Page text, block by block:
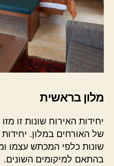
מלון בראשית
יחידות האירוח שונות זו
של האורחים במלון. יחידות
שונות כלפי המכתש עצמו
בהתאם למיקומים השונים.